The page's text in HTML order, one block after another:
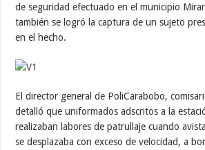
de seguridad efectuado en el municipio
también se logró la captura de un sujeto
en el hecho.
El director general de PoliCarabobo,
detalló que uniformados adscritos a la
realizaban labores de patrullaje cuando
se desplazaba con exceso de velocidad, a